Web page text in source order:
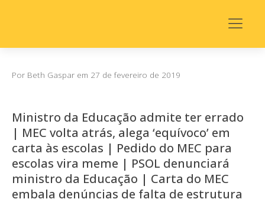
Por Beth Gaspar em 27 de fevereiro de 2019
Ministro da Educação admite ter errado
| MEC volta atrás, alega ‘equívoco’ em
carta às escolas | Pedido do MEC para
escolas vira meme | PSOL denunciará
ministro da Educação | Carta do MEC
embala denúncias de falta de estrutura